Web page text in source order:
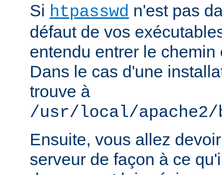
Si htpasswd n'est pas
défaut de vos
entendu entrer le chemin
Dans le cas d'une
trouve à
/usr/local/apache2/
Ensuite, vous allez
serveur de façon à ce